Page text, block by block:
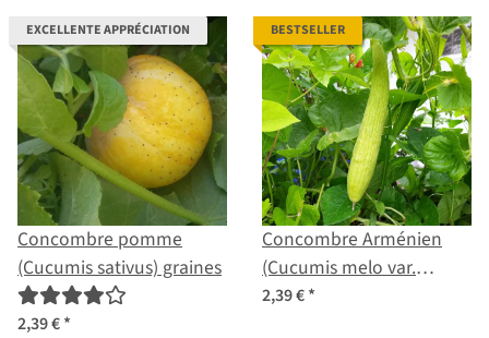
EXCELLENTE APPRÉCIATION
Concombre pomme
(Cucumis sativus) graines
2,39 €*
BESTSELLER
Concombre Arménien
(Cucumis melo var.
flexuosus) graines
2,39 €*